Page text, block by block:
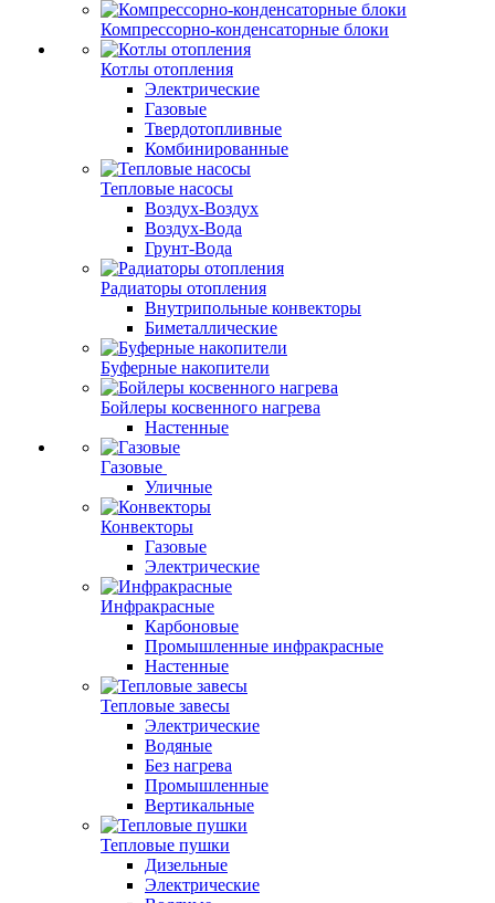
Компрессорно-конденсаторные блоки
Котлы отопления
Электрические
Газовые
Твердотопливные
Комбинированные
Тепловые насосы
Воздух-Воздух
Воздух-Вода
Грунт-Вода
Радиаторы отопления
Внутрипольные конвекторы
Биметаллические
Буферные накопители
Бойлеры косвенного нагрева
Настенные
Газовые
Уличные
Конвекторы
Газовые
Электрические
Инфракрасные
Карбоновые
Промышленные инфракрасные
Настенные
Тепловые завесы
Электрические
Водяные
Без нагрева
Промышленные
Вертикальные
Тепловые пушки
Дизельные
Электрические